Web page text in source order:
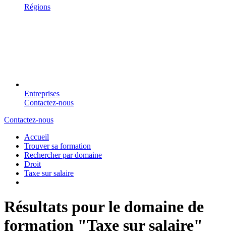
Régions
Entreprises
Contactez-nous
Contactez-nous
Accueil
Trouver sa formation
Rechercher par domaine
Droit
Taxe sur salaire
Résultats pour le domaine de
formation "Taxe sur salaire"